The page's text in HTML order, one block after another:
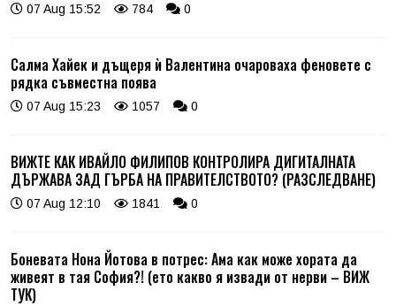
07 Aug 15:52 784 0
Салма Хайек и дъщеря ѝ Валентина очароваха феновете с
рядка съвместна поява
07 Aug 15:23 1057 0
ВИЖТЕ КАК ИВАЙЛО ФИЛИПОВ КОНТРОЛИРА ДИГИТАЛНАТА
ДЪРЖАВА ЗАД ГЪРБА НА ПРАВИТЕЛСТВОТО? (РАЗСЛЕДВАНЕ)
07 Aug 12:10 1841 0
Боневата Нона Йотова в потрес: Ама как може хората да
живеят в тая София?! (ето какво я извади от нерви – ВИЖ
ТУК)